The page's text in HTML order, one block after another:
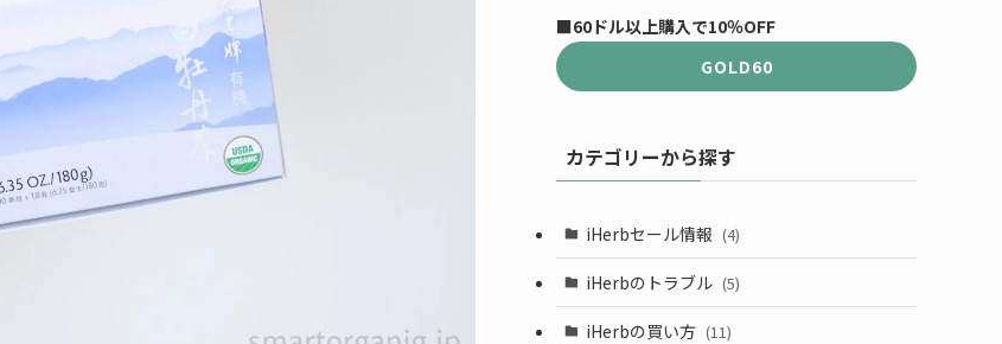
■60ドル以上購入で10％OFF
GOLD60
カテゴリーから探す
iHerbセール情報 (4)
iHerbのトラブル (5)
iHerbの買い方 (11)